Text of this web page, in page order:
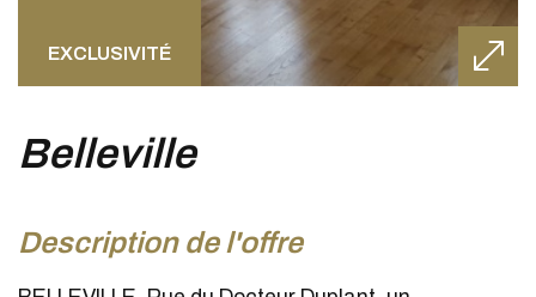
EXCLUSIVITÉ
belleville
description de l'offre